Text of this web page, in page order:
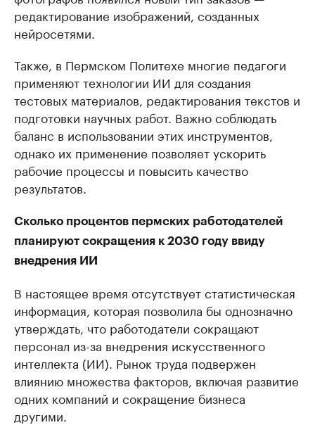
редактирование изображений, созданных
нейросетями.
Также, в Пермском Политехе многие педагоги
применяют технологии ИИ для создания
тестовых материалов, редактирования текстов и
подготовки научных работ. Важно соблюдать
баланс в использовании этих инструментов,
однако их применение позволяет ускорить
рабочие процессы и повысить качество
результатов.
Сколько процентов пермских работодателей
планируют сокращения к 2030 году ввиду
внедрения ИИ
В настоящее время отсутствует статистическая
информация, которая позволила бы однозначно
утверждать, что работодатели сокращают
персонал из-за внедрения искусственного
интеллекта (ИИ). Рынок труда подвержен
влиянию множества факторов, включая развитие
одних компаний и сокращение бизнеса
другими.